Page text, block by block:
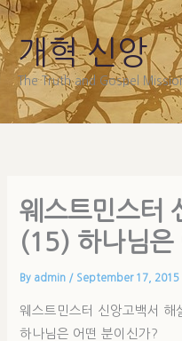
Skip
to
content
개혁 신앙
The Truth and Gospel
웨스트민스터
(15) 하나님은
By admin / September 17, 2015
웨스트민스터 신앙고백서 해
하나님은 어떤 분이신가?